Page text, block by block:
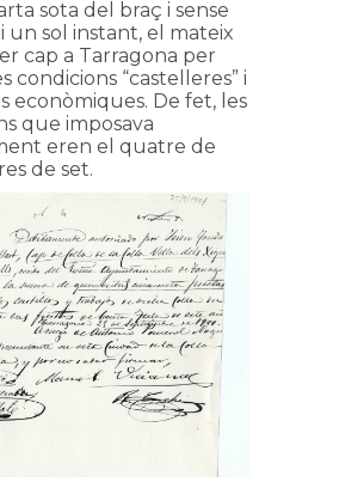
sota del braç i sense
un sol instant, el mateix
cap a Tarragona per
condicions “castelleres” i
econòmiques. De fet, les
que imposava
eren el quatre de
de set.